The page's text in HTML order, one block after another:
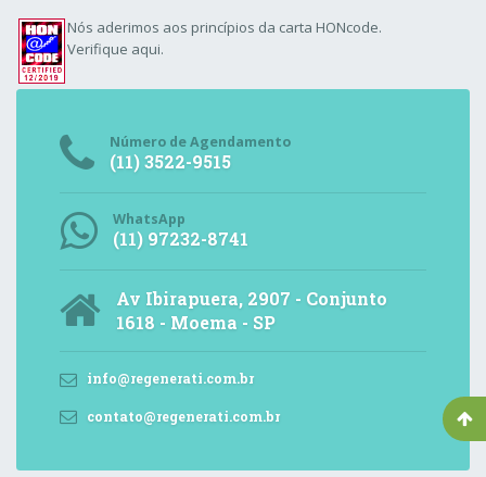
Nós aderimos aos princípios da carta HONcode.
Verifique aqui.
Número de Agendamento
(11) 3522-9515
WhatsApp
(11) 97232-8741
Av Ibirapuera, 2907 - Conjunto
1618 - Moema - SP
info@regenerati.com.br
contato@regenerati.com.br